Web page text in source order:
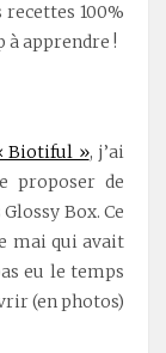
100%
à apprendre !
Biotiful », j’ai
proposer de
Box. Ce
mai qui avait
eu le temps
(en photos)